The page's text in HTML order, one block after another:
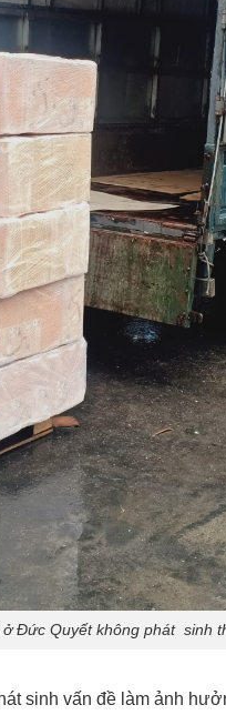
ở Đức Quyết không phát sinh
sinh vấn đề làm ảnh